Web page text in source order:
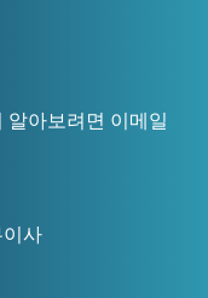
알아보려면 이메일
이사